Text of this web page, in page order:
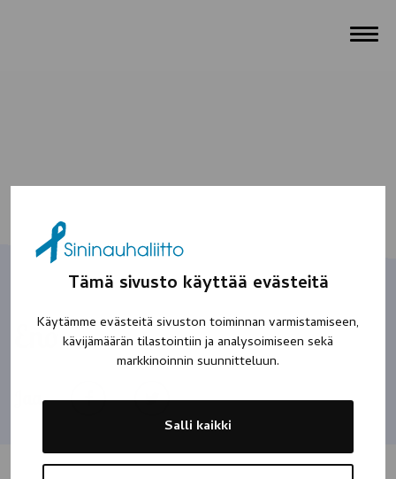
Tämä sivusto käyttää evästeitä
Käytämme evästeitä sivuston toiminnan varmistamiseen,
kävijämäärän tilastointiin ja analysoimiseen sekä
markkinoinnin suunnitteluun.
Salli kaikki
Eno